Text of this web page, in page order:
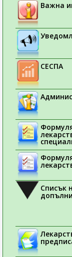
Важна
СЕСПА
Списък